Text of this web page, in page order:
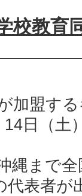
校教育
加盟す
日（土
縄まで
代表者が